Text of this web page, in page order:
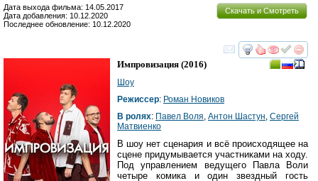
Скачать и Смотреть
Дата выхода фильма: 14.05.2017
Дата добавления: 10.12.2020
Последнее обновление: 10.12.2020
смотреть
Импровизация (2016)
Шоу
Режиссер: Роман Новиков
В ролях: Павел Воля, Антон Шастун, Сергей
Матвиенко
В шоу нет сценария и всё происходящее на
сцене придумывается участниками на ходу.
Под управлением ведущего Павла Воли
четыре комика и один звездный гость